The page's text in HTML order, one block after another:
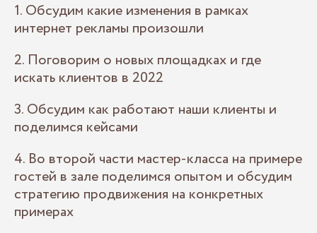
1. Обсудим какие изменения в рамках
интернет рекламы произошли
2. Поговорим о новых площадках и где
искать клиентов в 2022
3. Обсудим как работают наши клиенты и
поделимся кейсами
4. Во второй части мастер-класса на примере
гостей в зале поделимся опытом и обсудим
стратегию продвижения на конкретных
примерах